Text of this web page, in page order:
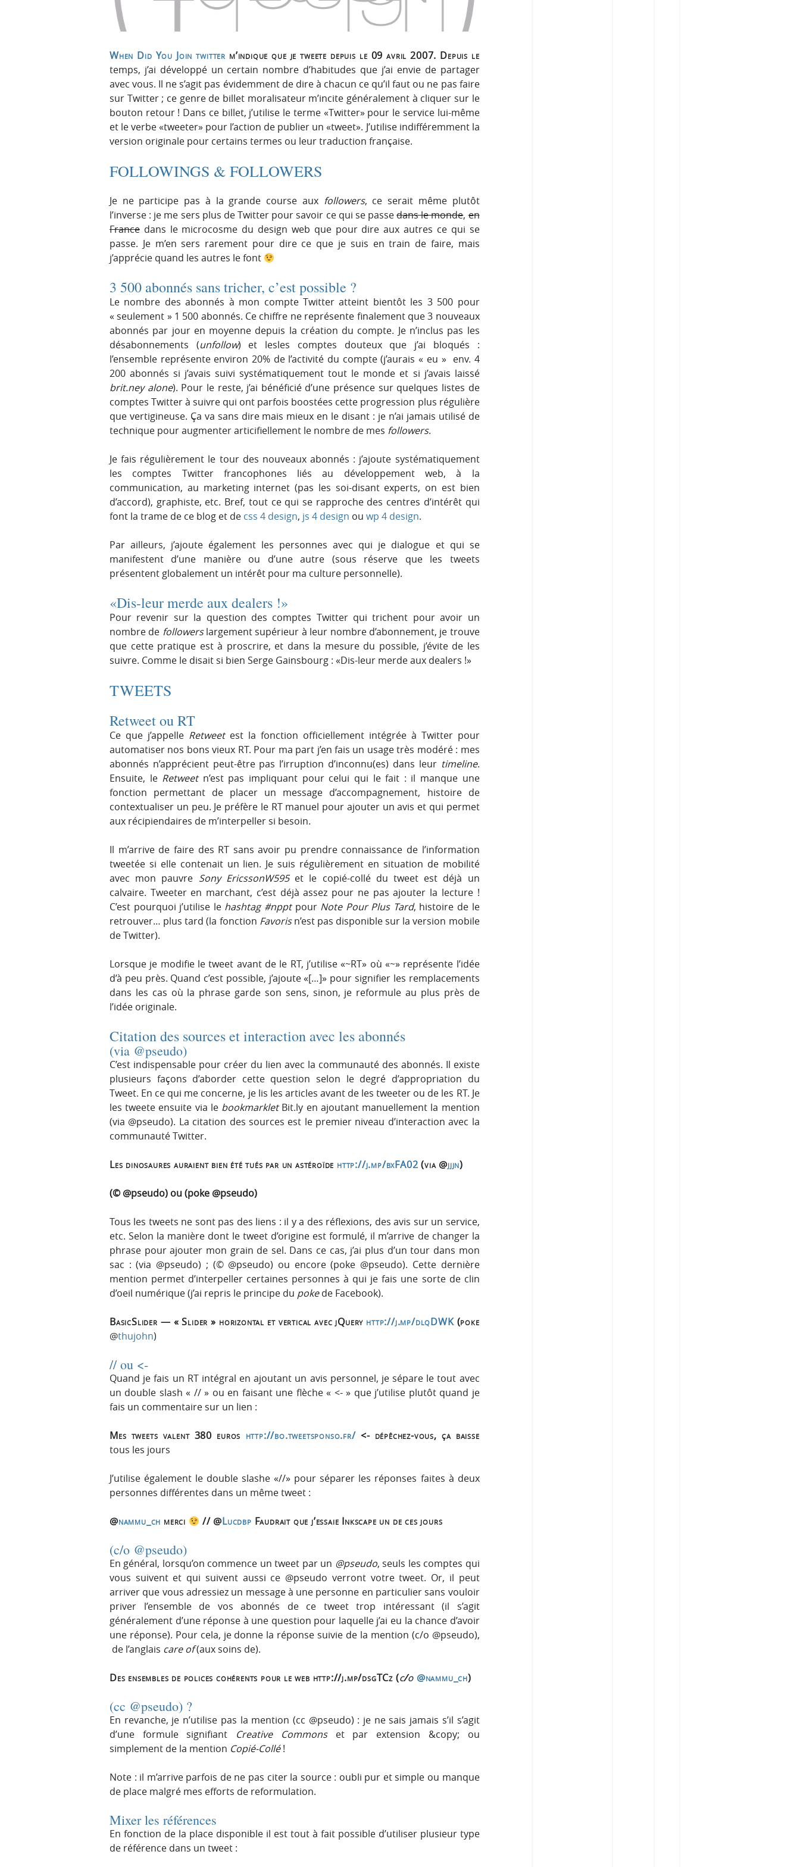
When Did You Join twitter m’indique que je tweete depuis le 09 avril 2007. Depuis le
temps, j’ai développé un certain nombre d’habitudes que j’ai envie de partager
avec vous. Il ne s’agit pas évidemment de dire à chacun ce qu’il faut ou ne pas faire
sur Twitter ; ce genre de billet moralisateur m’incite généralement à cliquer sur le
bouton retour ! Dans ce billet, j’utilise le terme «Twitter» pour le service lui-même
et le verbe «tweeter» pour l’action de publier un «tweet». J’utilise indifféremment la
version originale pour certains termes ou leur traduction française.
FOLLOWINGS & FOLLOWERS
Je ne participe pas à la grande course aux followers, ce serait même plutôt
l’inverse : je me sers plus de Twitter pour savoir ce qui se passedans le monde,en
France dans le microcosme du design web que pour dire aux autres ce qui se
passe. Je m’en sers rarement pour dire ce que je suis en train de faire, mais
j’apprécie quand les autres le font
3 500 abonnés sans tricher, c’est possible ?
Le nombre des abonnés à mon compte Twitter atteint bientôt les 3 500 pour
« seulement » 1 500 abonnés. Ce chiffre ne représente finalement que 3 nouveaux
abonnés par jour en moyenne depuis la création du compte. Je n’inclus pas les
désabonnements (unfollow) et lesles comptes douteux que j’ai bloqués :
l’ensemble représente environ 20% de l’activité du compte (j’aurais « eu » env. 4
200 abonnés si j’avais suivi systématiquement tout le monde et si j’avais laissé
brit.ney alone). Pour le reste, j’ai bénéficié d’une présence sur quelques listes de
comptes Twitter à suivre qui ont parfois boostées cette progression plus régulière
que vertigineuse. Ça va sans dire mais mieux en le disant : je n’ai jamais utilisé de
technique pour augmenter articifiellement le nombre de mes followers.
Je fais régulièrement le tour des nouveaux abonnés : j’ajoute systématiquement
les comptes Twitter francophones liés au développement web, à la
communication, au marketing internet (pas les soi-disant experts, on est bien
d’accord), graphiste, etc. Bref, tout ce qui se rapproche des centres d’intérêt qui
font la trame de ce blog et de css 4 design, js 4 design ou wp 4 design.
Par ailleurs, j’ajoute également les personnes avec qui je dialogue et qui se
manifestent d’une manière ou d’une autre (sous réserve que les tweets
présentent globalement un intérêt pour ma culture personnelle).
«Dis-leur merde aux dealers !»
Pour revenir sur la question des comptes Twitter qui trichent pour avoir un
nombre de followerslargement supérieur à leur nombre d’abonnement, je trouve
que cette pratique est à proscrire, et dans la mesure du possible, j’évite de les
suivre. Comme le disait si bien Serge Gainsbourg : «Dis-leur merde aux dealers !»
TWEETS
Retweet ou RT
Ce que j’appelle Retweetest la fonction officiellement intégrée à Twitter pour
automatiser nos bons vieux RT. Pour ma part j’en fais un usage très modéré : mes
abonnés n’apprécient peut-être pas l’irruption d’inconnu(es) dans leur timeline.
Ensuite, le Retweetn’est pas impliquant pour celui qui le fait : il manque une
fonction permettant de placer un message d’accompagnement, histoire de
contextualiser un peu. Je préfère le RT manuel pour ajouter un avis et qui permet
aux récipiendaires de m’interpeller si besoin.
Il m’arrive de faire des RT sans avoir pu prendre connaissance de l’information
tweetée si elle contenait un lien. Je suis régulièrement en situation de mobilité
avec mon pauvre Sony EricssonW595 et le copié-collé du tweet est déjà un
calvaire. Tweeter en marchant, c’est déjà assez pour ne pas ajouter la lecture !
C’est pourquoi j’utilise le hashtag #npptpour Note Pour Plus Tard, histoire de le
retrouver… plus tard (la fonction Favorisn’est pas disponible sur la version mobile
de Twitter).
Lorsque je modifie le tweet avant de le RT, j’utilise «~RT» où «~» représente l’idée
d’à peu près. Quand c’est possible, j’ajoute «[…]» pour signifier les remplacements
dans les cas où la phrase garde son sens, sinon, je reformule au plus près de
l’idée originale.
Citation des sources et interaction avec les abonnés
(via @pseudo)
C’est indispensable pour créer du lien avec la communauté des abonnés. Il existe
plusieurs façons d’aborder cette question selon le degré d’appropriation du
Tweet. En ce qui me concerne, je lis les articles avant de les tweeter ou de les RT. Je
les tweete ensuite via le bookmarkletBit.ly en ajoutant manuellement la mention
(via @pseudo). La citation des sources est le premier niveau d’interaction avec la
communauté Twitter.
Les dinosaures auraient bien été tués par un astéroïde http://j.mp/bxFA02 (via @jjjn)
(© @pseudo) ou (poke @pseudo)
Tous les tweets ne sont pas des liens : il y a des réflexions, des avis sur un service,
etc. Selon la manière dont le tweet d’origine est formulé, il m’arrive de changer la
phrase pour ajouter mon grain de sel. Dans ce cas, j’ai plus d’un tour dans mon
sac : (via @pseudo) ; (© @pseudo) ou encore (poke @pseudo). Cette dernière
mention permet d’interpeller certaines personnes à qui je fais une sorte de clin
d’oeil numérique (j’ai repris le principe du pokede Facebook).
BasicSlider — « Slider » horizontal et vertical avec jQuery http://j.mp/dlqDWK(poke
@thujohn)
// ou <-
Quand je fais un RT intégral en ajoutant un avis personnel, je sépare le tout avec
un double slash « // » ou en faisant une flèche « <- » que j’utilise plutôt quand je
fais un commentaire sur un lien :
Mes tweets valent 380 euros http://bo.tweetsponso.fr/<- dépêchez-vous, ça baisse
tous les jours
J’utilise également le double slashe «//» pour séparer les réponses faites à deux
personnes différentes dans un même tweet :
@nammu_ch merci // @Lucdbp Faudrait que j’essaie Inkscape un de ces jours
(c/o @pseudo)
En général, lorsqu’on commence un tweet par un @pseudo, seuls les comptes qui
vous suivent et qui suivent aussi ce @pseudo verront votre tweet. Or, il peut
arriver que vous adressiez un message à une personne en particulier sans vouloir
priver l’ensemble de vos abonnés de ce tweet trop intéressant (il s’agit
généralement d’une réponse à une question pour laquelle j’ai eu la chance d’avoir
une réponse). Pour cela, je donne la réponse suivie de la mention (c/o @pseudo),
de l’anglais care of(aux soins de).
Des ensembles de polices cohérents pour le web http://j.mp/dsgTCz (c/o @nammu_ch)
(cc @pseudo) ?
En revanche, je n’utilise pas la mention (cc @pseudo) : je ne sais jamais s’il s’agit
d’une formule signifiant Creative Commonset par extension &copy; ou
simplement de la mention Copié-Collé!
Note : il m’arrive parfois de ne pas citer la source : oubli pur et simple ou manque
de place malgré mes efforts de reformulation.
Mixer les références
En fonction de la place disponible il est tout à fait possible d’utiliser plusieur type
de référence dans un tweet :